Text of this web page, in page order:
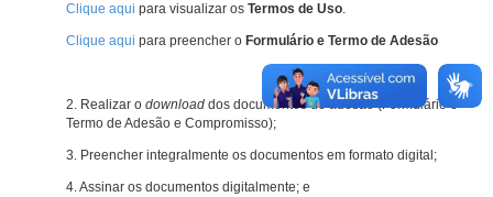
Clique aqui para visualizar os Termos de Uso.
Clique aqui para preencher o Formulário e Termo de Adesão
2. Realizar o download dos documentos de adesão (Formulário e
Termo de Adesão e Compromisso);
3. Preencher integralmente os documentos em formato digital;
4. Assinar os documentos digitalmente; e